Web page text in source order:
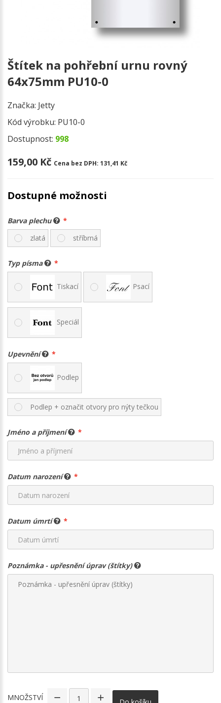
Štítek na pohřební urnu rovný
64x75mm PU10-0
Značka: Jetty
Kód výrobku: PU10-0
Dostupnost: 998
159,00 Kč Cena bez DPH: 131,41 Kč
Dostupné možnosti
Barva plechu
zlatá
stříbrná
Typ písma
Tiskací Psací
Speciál
Upevnění
Podlep
Podlep + označit otvory pro nýty tečkou
Jméno a příjmení
Datum narození
Datum úmrtí
Poznámka - upřesnění úprav (štítky)
MNOŽSTVÍ